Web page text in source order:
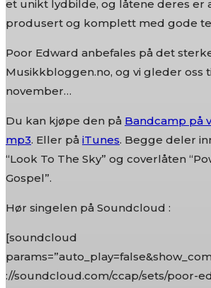
et unikt lydbilde, og låtene deres er
produsert og komplett med gode
Poor Edward anbefales på det
Musikkbloggen.no, og vi gleder oss
november…
Du kan kjøpe den på Bandcamp på
mp3. Eller på iTunes. Begge deler
“Look To The Sky” og coverlåten
Gospel”.
Hør singelen på Soundcloud :
[soundcloud
://soundcloud.com/ccap/sets/poor-